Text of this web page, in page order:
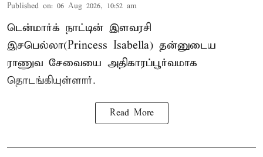
Published on: 06 Aug 2026, 10:52 am
டென்மார்க் நாட்டின் இளவரசி
இசபெல்லா(Princess Isabella) தன்னுடைய
ராணுவ சேவையை அதிகாரப்பூர்வமாக
தொடங்கியுள்ளார்.
Read More